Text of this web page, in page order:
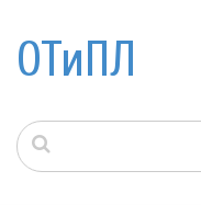
ОТиПЛ